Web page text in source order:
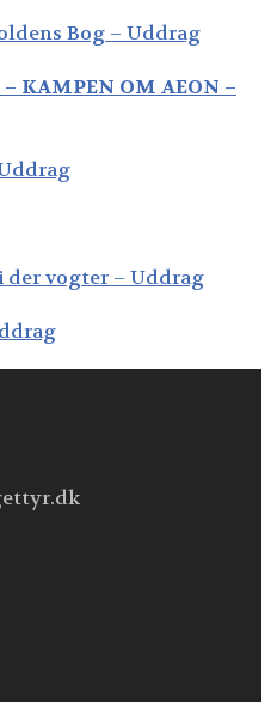
Bog – Uddrag
KAMPEN OM AEON –
der vogter – Uddrag